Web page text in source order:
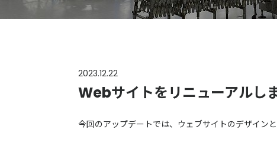
2023.12.22
Webサイトをリニューアルし
今回のアップデートでは、ウェブサイトのデザイン